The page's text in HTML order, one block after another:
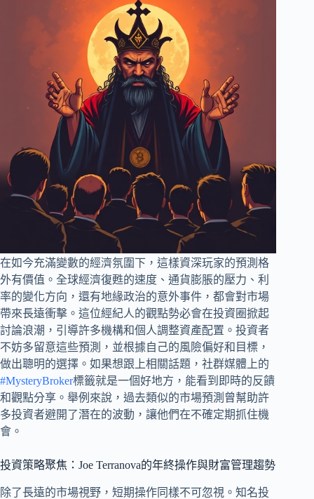
在如今充滿變數的經濟氛圍下，這樣資深玩家的預測格
外有價值。全球經濟復甦的速度、通貨膨脹的壓力、利
率的變化方向，還有地緣政治的意外事件，都會對市場
帶來長遠衝擊。這位經紀人的觀點勢必會在投資圈掀起
討論浪潮，引導許多機構和個人調整資產配置。投資者
不妨多留意這些預測，並根據自己的風險偏好和目標，
做出聰明的選擇。如果想跟上相關話題，社群媒體上的
#MysteryBroker標籤就是一個好地方，能看到即時的反饋
和觀點分享。舉例來說，過去類似的市場預測曾幫助許
多投資者避開了潛在的波動，讓他們在不確定期抓住機
會。
投資策略聚焦：Joe Terranova的年終操作與財富管理趨勢
除了長遠的市場視野，短期操作同樣不可忽視。知名投